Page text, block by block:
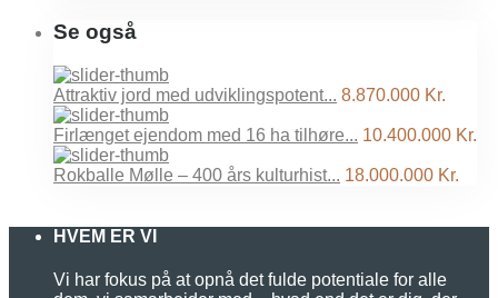
Se også
Attraktiv jord med udviklingspotent... 8.870.000 Kr.
Firlænget ejendom med 16 ha tilhøre... 10.400.000 Kr.
Rokballe Mølle – 400 års kulturhist... 18.000.000 Kr.
HVEM ER VI
Vi har fokus på at opnå det fulde potentiale for alle